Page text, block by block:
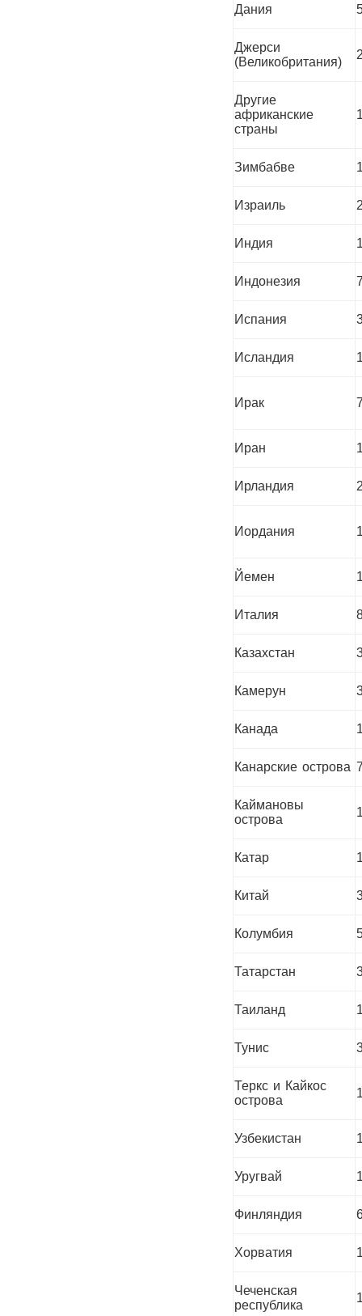
Дания
Джерси
(Великобритания)
Другие
африканские
страны
Зимбабве
Израиль
Индия
Индонезия
Испания
Исландия
Ирак
Иран
Ирландия
Иордания
Йемен
Италия
Казахстан
Камерун
Канада
Канарские острова
Каймановы
острова
Катар
Китай
Колумбия
Татарстан
Таиланд
Тунис
Теркс и Кайкос
острова
Узбекистан
Уругвай
Финляндия
Хорватия
Чеченская
республика